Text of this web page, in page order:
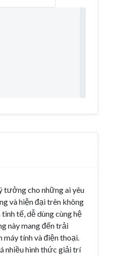
tưởng cho những ai yêu
và hiện đại trên không
tế, dễ dùng cùng hệ
này mang đến trải
tính và điện thoại.
nhiều hình thức giải trí